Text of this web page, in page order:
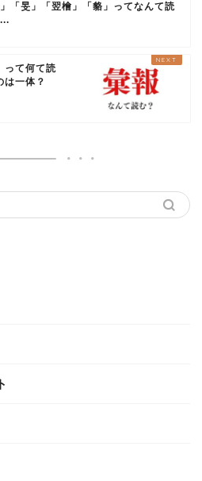
「旻」「翌檜」「貉」ってなんて読
って何て読
は一体？